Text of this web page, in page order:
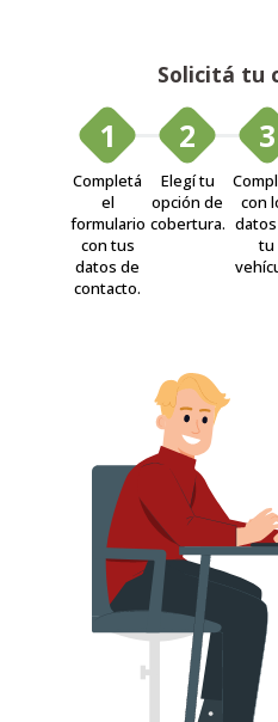
Solicitá tu
1
Completá
el
formulario
con tus
datos de
contacto.
2
Elegí tu
opción de
cobertura.
3
con
tu